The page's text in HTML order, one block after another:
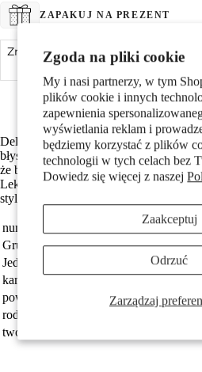
Zgoda na pliki cookie
My i nasi partnerzy, w tym
plików cookie i innych
zapewnienia
wyświetlania reklam i
będziemy korzystać z plików
technologii w tych celach bez
Dowiedz się więcej z naszej
Zarządzaj
Zaakceptuj
Odrzuć
ZAPAKUJ NA PREZENT
Zmniejsz ilość
Zwiększ ilość
Z 2 błyszczącymi cyrkoniami
brąz ze złoceniem
Delikatne kolczyki dla kobiet wykonane
błyszczącymi cyrkoniami. Klasyczny,
że będą idealnym dodatkiem na co
Lekka i trwała biżuteria, która subtelnie
stylizacji.
numer zamówienia
360069
Grupa docelowa
Jednostka
Para
kamienie
powłoka
rodzaj biżuterii
tworzywo